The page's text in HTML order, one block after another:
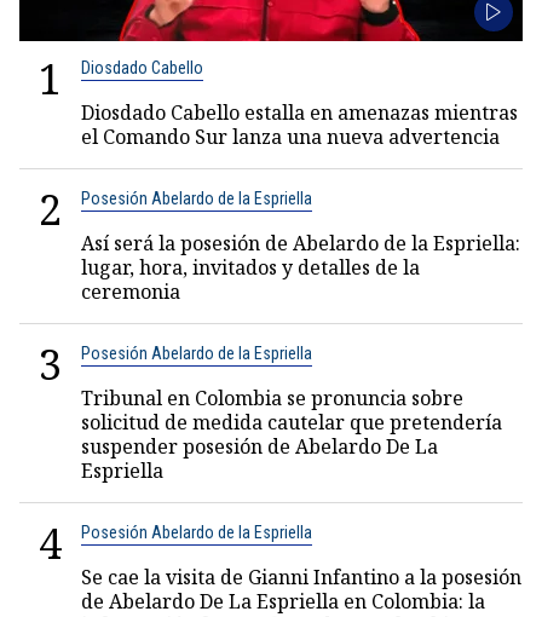
1 Diosdado Cabello
Diosdado Cabello estalla en amenazas mientras
el Comando Sur lanza una nueva advertencia
2 Posesión Abelardo de la Espriella
Así será la posesión de Abelardo de la Espriella:
lugar, hora, invitados y detalles de la
ceremonia
3 Posesión Abelardo de la Espriella
Tribunal en Colombia se pronuncia sobre
solicitud de medida cautelar que pretendería
suspender posesión de Abelardo De La
Espriella
4 Posesión Abelardo de la Espriella
Se cae la visita de Gianni Infantino a la posesión
de Abelardo De La Espriella en Colombia: la